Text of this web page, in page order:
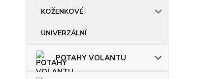
KOŽENKOVÉ
UNIVERZÁLNÍ
POTAHY VOLANTU